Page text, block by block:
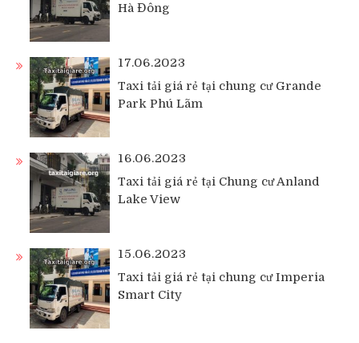
Hà Đông
17.06.2023
Taxi tải giá rẻ tại chung cư Grande
Park Phú Lãm
16.06.2023
Taxi tải giá rẻ tại Chung cư Anland
Lake View
15.06.2023
Taxi tải giá rẻ tại chung cư Imperia
Smart City